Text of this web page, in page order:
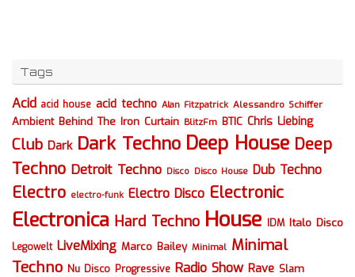
Tags
Acid acid house acid techno Alan Fitzpatrick Alessandro Schiffer
Ambient Behind The Iron Curtain BlitzFm BTIC Chris Liebing
Club Dark Dark Techno Deep House Deep
Techno Detroit Techno Disco Disco House Dub Techno
Electro electro-funk Electro Disco Electronic
Electronica Hard Techno House IDM Italo Disco
Legowelt LiveMixing Marco Bailey Minimal Minimal
Techno Nu Disco Progressive Radio Show Rave Slam